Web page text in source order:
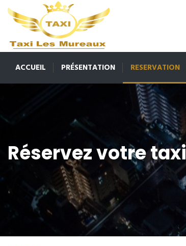
ACCUEIL PRÉSENTATION RESERVATION
Réservez votre taxi